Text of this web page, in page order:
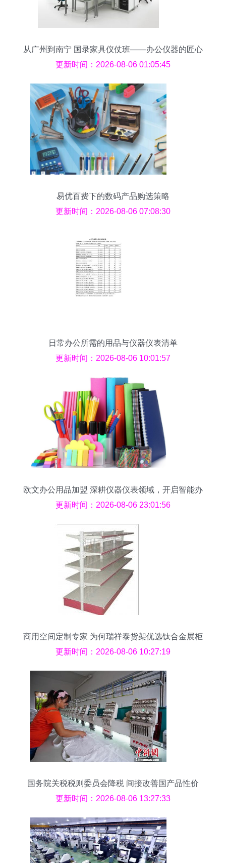
从广州到南宁 国录家具仪仗班——办公仪器的匠心
旅程
更新时间：2026-08-06 01:05:45
易优百费下的数码产品购选策略
更新时间：2026-08-06 07:08:30
日常办公所需的用品与仪器仪表清单
更新时间：2026-08-06 10:01:57
欧文办公用品加盟 深耕仪器仪表领域，开启智能办
公新纪元
更新时间：2026-08-06 23:01:56
商用空间定制专家 为何瑞祥泰货架优选钛合金展柜
与仓储设备？
更新时间：2026-08-06 10:27:19
国务院关税税则委员会降税 间接改善国产品性价
比，办公用品市场迎变革
更新时间：2026-08-06 13:27:33